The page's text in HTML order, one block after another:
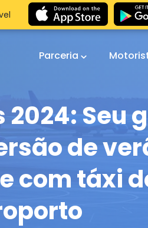
Parceria
2024: Seu
de
com táxi